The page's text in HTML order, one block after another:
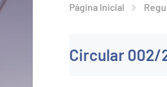
Página Inicial
Circular 002/